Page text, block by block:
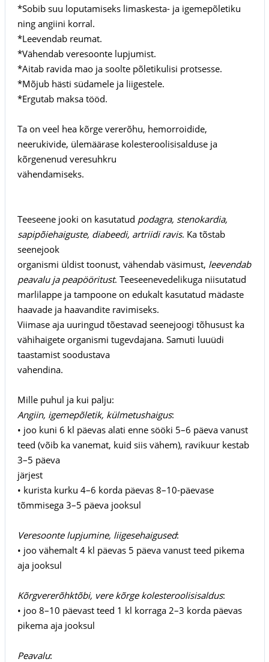
*Sobib suu loputamiseks limaskesta- ja igemepõletiku
ning angiini korral.
*Leevendab reumat.
*Vähendab veresoonte lupjumist.
*Aitab ravida mao ja soolte põletikulisi protsesse.
*Mõjub hästi südamele ja liigestele.
*Ergutab maksa tööd.
Ta on veel hea kõrge vererõhu, hemorroidide,
neerukivide, ülemäärase kolesteroolisisalduse ja
kõrgenenud veresuhkru
vähendamiseks.
Teeseene jooki on kasutatud podagra, stenokardia,
sapipõiehaiguste, diabeedi, artriidi ravis. Ka tõstab
seenejook
organismi üldist toonust, vähendab väsimust, leevendab
peavalu ja peapööritust. Teeseenevedelikuga niisutatud
marlilappe ja tampoone on edukalt kasutatud mädaste
haavade ja haavandite ravimiseks.
Viimase aja uuringud tõestavad seenejoogi tõhusust ka
vähihaigete organismi tugevdajana. Samuti luuüdi
taastamist soodustava
vahendina.
Mille puhul ja kui palju:
Angiin, igemepõletik, külmetushaigus:
• joo kuni 6 kl päevas alati enne sööki 5–6 päeva vanust
teed (võib ka vanemat, kuid siis vähem), ravikuur kestab
3–5 päeva
järjest
• kurista kurku 4–6 korda päevas 8–10-päevase
tõmmisega 3–5 päeva jooksul
Veresoonte lupjumine, liigesehaigused:
• joo vähemalt 4 kl päevas 5 päeva vanust teed pikema
aja jooksul
Kõrgvererõhktõbi, vere kõrge kolesteroolisisaldus:
• joo 8–10 päevast teed 1 kl korraga 2–3 korda päevas
pikema aja jooksul
Peavalu: